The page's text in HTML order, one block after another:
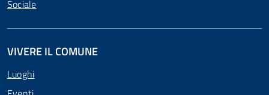
Sociale
VIVERE IL COMUNE
Luoghi